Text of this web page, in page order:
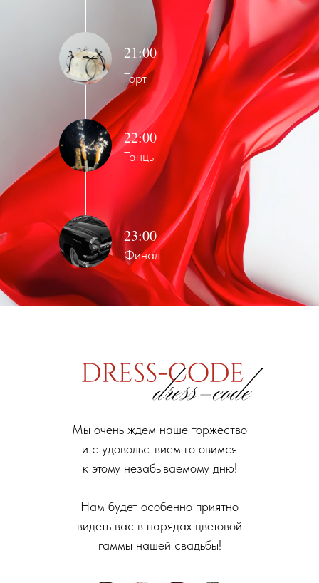
21:00
Танцы
22:00
23:00
Финал
Торт
Мы очень ждем наше торжество
и с удовольствием готовимся
к этому незабываемому дню!
Нам будет особенно приятно
видеть вас в нарядах цветовой
гаммы нашей свадьбы!